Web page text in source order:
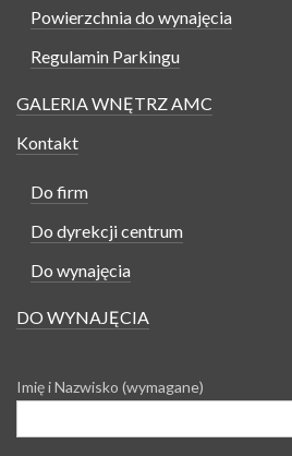
Powierzchnia do wynajęcia
Regulamin Parkingu
GALERIA WNĘTRZ AMC
Kontakt
Do firm
Do dyrekcji centrum
Do wynajęcia
DO WYNAJĘCIA
Imię i Nazwisko (wymagane)